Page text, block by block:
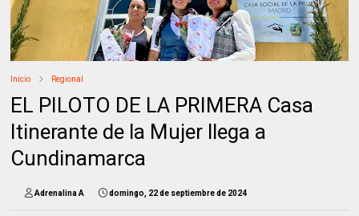
Inicio Regional
EL PILOTO DE LA PRIMERA Casa
Itinerante de la Mujer llega a
Cundinamarca
Adrenalina A domingo, 22 de septiembre de 2024